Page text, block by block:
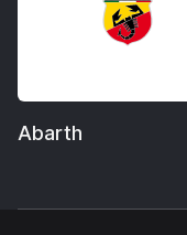
Abarth